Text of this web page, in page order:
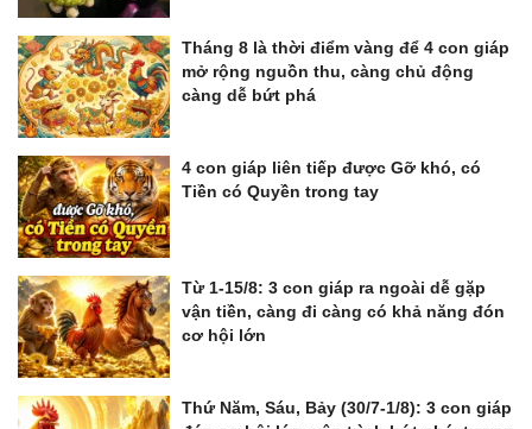
Tháng 8 là thời điểm vàng để 4 con giáp
mở rộng nguồn thu, càng chủ động
càng dễ bứt phá
4 con giáp liên tiếp được Gỡ khó, có
Tiền có Quyền trong tay
Từ 1-15/8: 3 con giáp ra ngoài dễ gặp
vận tiền, càng đi càng có khả năng đón
cơ hội lớn
Thứ Năm, Sáu, Bảy (30/7-1/8): 3 con giáp